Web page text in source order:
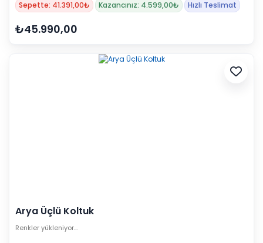
Sepette: 41.391,00₺ Kazancınız: 4.599,00₺ Hızlı Teslimat
₺45.990,00
Arya Üçlü Koltuk
Renkler yükleniyor…